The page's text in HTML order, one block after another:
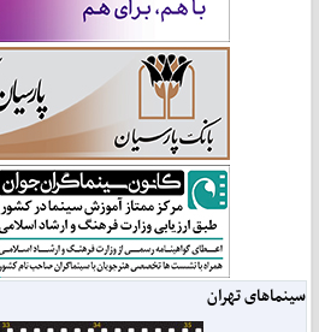
سینماهای تهران